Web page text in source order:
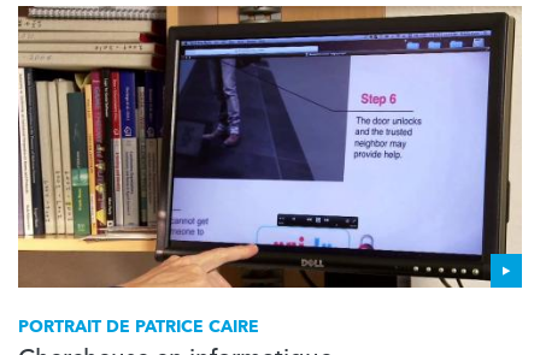
PORTRAIT DE PATRICE CAIRE